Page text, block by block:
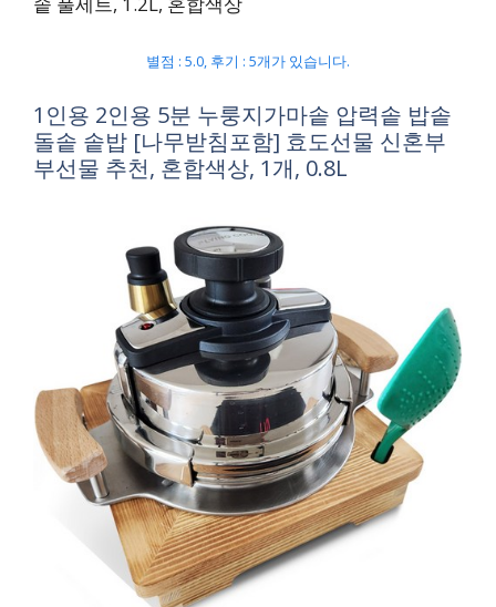
별점 : 5.0, 후기 : 5개가 있습니다.
1인용 2인용 5분 누룽지가마솥 압력솥 밥솥
돌솥 솥밥 [나무받침포함] 효도선물 신혼부
부선물 추천, 혼합색상, 1개, 0.8L